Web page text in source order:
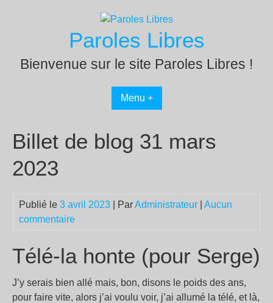
Paroles Libres
Bienvenue sur le site Paroles Libres !
Menu +
Billet de blog 31 mars
2023
Publié le 3 avril 2023 | ParAdministrateur
Aucun
commentaire
Télé-la honte (pour Serge)
J’y serais bien allé mais, bon, disons le poids des ans,
pour faire vite, alors j’ai voulu voir, j’ai allumé la télé, et là,